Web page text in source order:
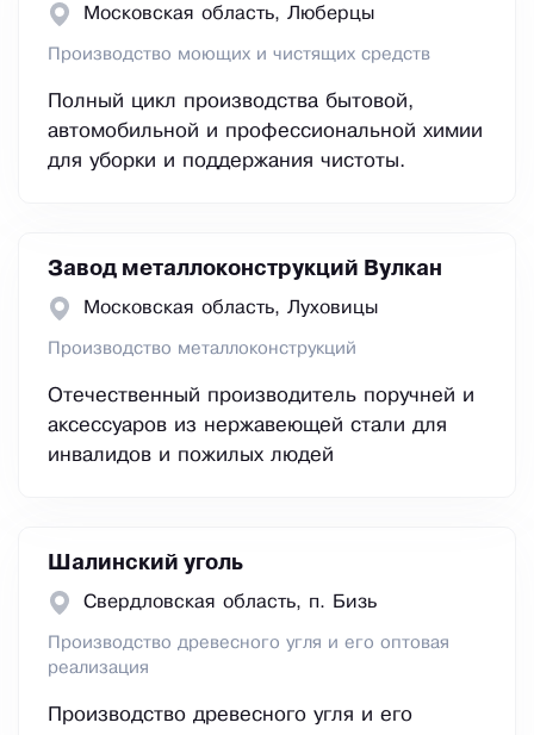
Московская область, Люберцы
Производство моющих и чистящих средств
Полный цикл производства бытовой,
автомобильной и профессиональной химии
для уборки и поддержания чистоты.
Завод металлоконструкций Вулкан
Московская область, Луховицы
Производство металлоконструкций
Отечественный производитель поручней и
аксессуаров из нержавеющей стали для
инвалидов и пожилых людей
Шалинский уголь
Свердловская область, п. Бизь
Производство древесного угля и его оптовая
реализация
Производство древесного угля и его